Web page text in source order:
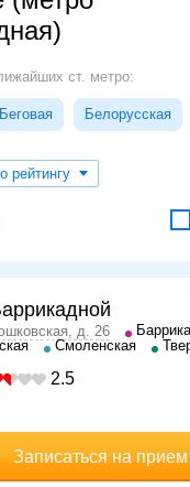
ст. метро:
Беговая Белорусская
рейтингу
д. 26
Смоленская
2.5
Записаться на прием